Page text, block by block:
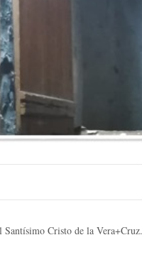
Santísimo Cristo de la Vera+Cruz.